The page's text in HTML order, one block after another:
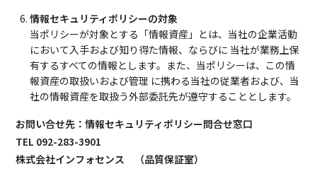
情報セキュリティポリシーの対象
当ポリシーが対象とする「情報資産」とは、当社の企業活動
において入手および知り得た情報、ならびに 当社が業務上保
有するすべての情報とします。また、当ポリシーは、この情
報資産の取扱いおよび管理 に携わる当社の従業者および、当
社の情報資産を取扱う外部委託先が遵守することとします。
お問い合せ先：情報セキュリティポリシー問合せ窓口
TEL 092-283-3901
株式会社インフォセンス （品質保証室）